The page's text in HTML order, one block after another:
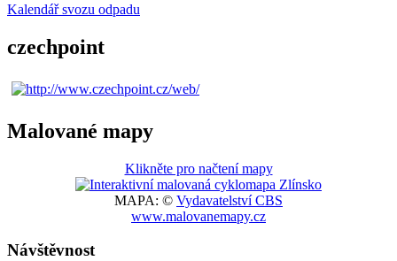
Kalendář svozu odpadu
czechpoint
Malované mapy
Klikněte pro načtení mapy
MAPA: © Vydavatelství CBS
www.malovanemapy.cz
Návštěvnost